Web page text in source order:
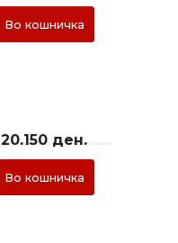
Во кошничка
20.150 ден.
Во кошничка